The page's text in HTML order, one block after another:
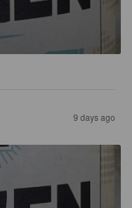
9 days ago